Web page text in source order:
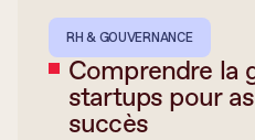
RH & GOUVERNANCE
Comprendre la
startups pour
succès